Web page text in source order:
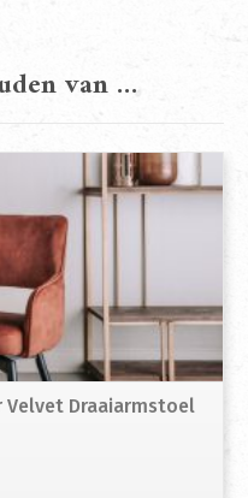
van …
Velvet Draaiarmstoel